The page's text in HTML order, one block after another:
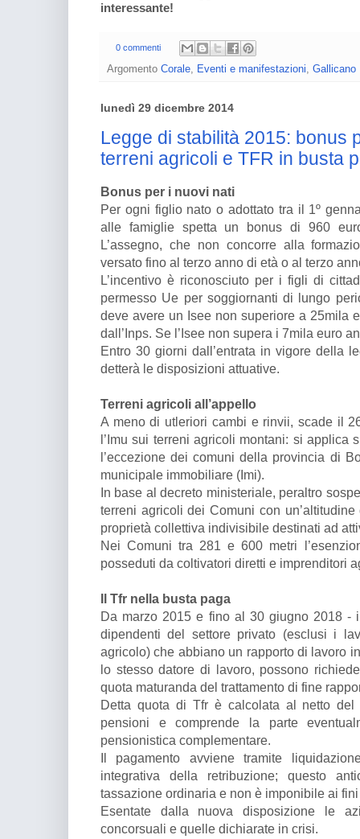
interessante!
0 commenti
Argomento Corale, Eventi e manifestazioni, Gallicano
lunedì 29 dicembre 2014
Legge di stabilità 2015: bonus
terreni agricoli e TFR in busta
Bonus per i nuovi nati
Per ogni figlio nato o adottato tra il 1º
alle famiglie spetta un bonus di 960
L’assegno, che non concorre alla
versato fino al terzo anno di età o al terzo
L’incentivo è riconosciuto per i figli di
permesso Ue per soggiornanti di lungo
deve avere un Isee non superiore a 25mila
dall’Inps. Se l’Isee non supera i 7mila euro
Entro 30 giorni dall’entrata in vigore della
detterà le disposizioni attuative.
Terreni agricoli all’appello
A meno di utleriori cambi e rinvii, scade il
l’Imu sui terreni agricoli montani: si applica
l’eccezione dei comuni della provincia di
municipale immobiliare (Imi).
In base al decreto ministeriale, peraltro
terreni agricoli dei Comuni con
proprietà collettiva indivisibile destinati ad
Nei Comuni tra 281 e 600 metri
posseduti da coltivatori diretti e imprenditori
Il Tfr nella busta paga
Da marzo 2015 e fino al 30 giugno 2018 -
dipendenti del settore privato (esclusi i
agricolo) che abbiano un rapporto di lavoro
lo stesso datore di lavoro, possono
quota maturanda del trattamento di fine
Detta quota di Tfr è calcolata al netto del
pensioni e comprende la parte
pensionistica complementare.
Il pagamento avviene tramite
integrativa della retribuzione; questo
tassazione ordinaria e non è imponibile ai
Esentate dalla nuova disposizione le
concorsuali e quelle dichiarate in crisi.